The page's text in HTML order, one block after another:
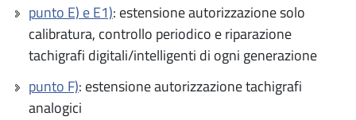
punto E) e E1): estensione autorizzazione solo
calibratura, controllo periodico e riparazione
tachigrafi digitali/intelligenti di ogni generazione
punto F): estensione autorizzazione tachigrafi
analogici